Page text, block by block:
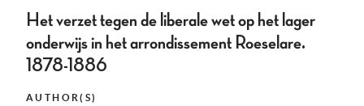
Het verzet tegen de liberale wet op het lager
onderwijs in het arrondissement Roeselare.
1878-1886
AUTHOR(S)